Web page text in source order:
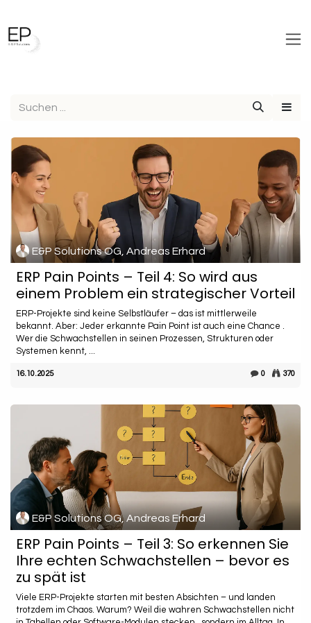
E&P Solutions OG, Andreas Erhard
ERP Pain Points – Teil 4: So wird aus
einem Problem ein strategischer Vorteil
ERP-Projekte sind keine Selbstläufer – das ist mittlerweile
bekannt. Aber: Jeder erkannte Pain Point ist auch eine Chance .
Wer die Schwachstellen in seinen Prozessen, Strukturen oder
Systemen kennt, ...
16.10.2025 0 370
E&P Solutions OG, Andreas Erhard
ERP Pain Points – Teil 3: So erkennen Sie
Ihre echten Schwachstellen – bevor es
zu spät ist
Viele ERP-Projekte starten mit besten Absichten – und landen
trotzdem im Chaos. Warum? Weil die wahren Schwachstellen nicht